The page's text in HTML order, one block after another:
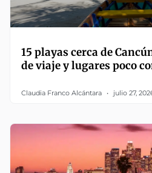
15 playas cerca de
de viaje y lugares poco
Claudia Franco Alcántara julio 27,